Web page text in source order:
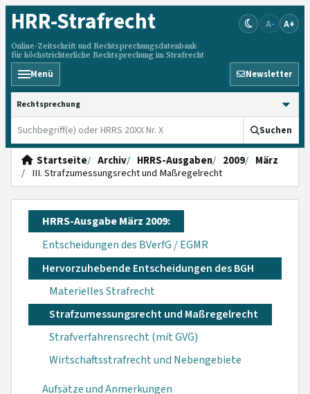
HRR-Strafrecht
Online-Zeitschrift und Rechtsprechungsdatenbank
für höchstrichterliche Rechtsprechung im Strafrecht
A- A+
Menü Newsletter
HRRS durchsuchen
Suchen
Startseite Archiv HRRS-Ausgaben 2009
März
III. Strafzumessungsrecht und Maßregelrecht
HRRS-Ausgabe März 2009:
Entscheidungen des BVerfG / EGMR
Hervorzuhebende Entscheidungen des BGH
Materielles Strafrecht
Strafzumessungsrecht und Maßregelrecht
Strafverfahrensrecht (mit GVG)
Wirtschaftsstrafrecht und Nebengebiete
Aufsätze und Anmerkungen